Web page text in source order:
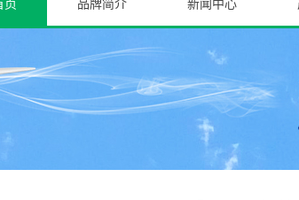
页 品牌简介 新闻中心